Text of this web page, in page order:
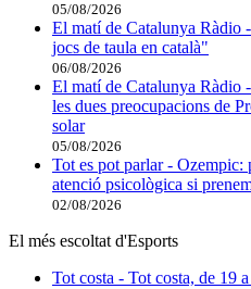
05/08/2026
El matí de Catalunya Ràdio
jocs de taula en català"
06/08/2026
El matí de Catalunya Ràdio
les dues preocupacions de
solar
05/08/2026
Tot es pot parlar - Ozempic:
atenció psicològica si
02/08/2026
El més escoltat d'Esports
Tot costa - Tot costa, de 19